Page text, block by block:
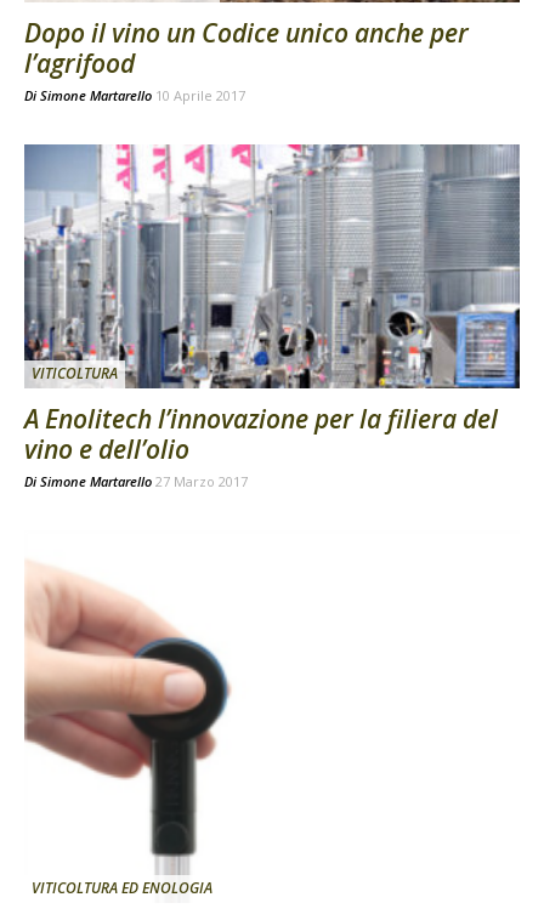
Dopo il vino un Codice unico anche per
l’agrifood
Di Simone Martarello 10 Aprile 2017
VITICOLTURA
A Enolitech l’innovazione per la filiera del
vino e dell’olio
Di Simone Martarello 27 Marzo 2017
VITICOLTURA ED ENOLOGIA